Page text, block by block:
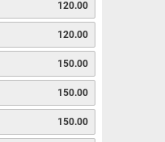
120.00
120.00
150.00
150.00
150.00